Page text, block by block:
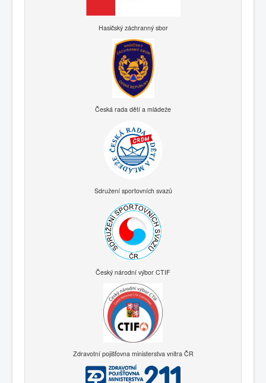
Hasičský záchranný sbor
Česká rada dětí a mládeže
Sdružení sportovních svazů
Český národní výbor CTIF
Zdravotní pojišťovna ministerstva vnitra ČR